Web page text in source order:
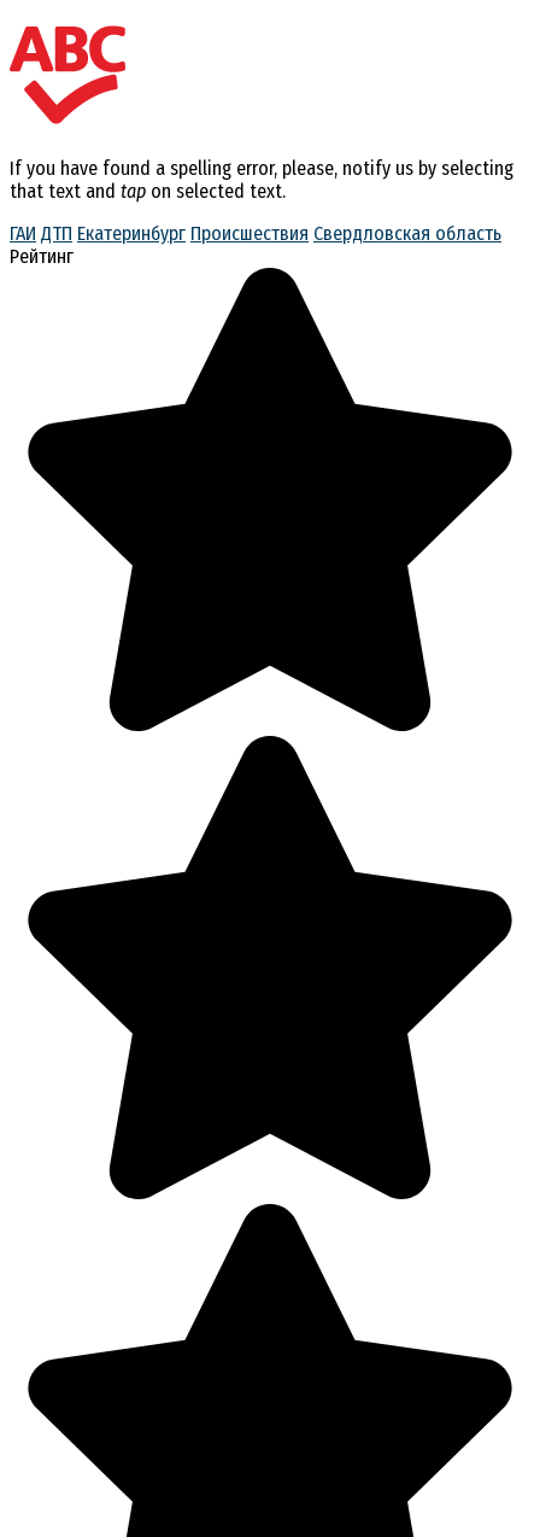
If you have found a spelling error, please, notify us by selecting
that text and tap on selected text.
ГАИ ДТП Екатеринбург Происшествия Свердловская область
Рейтинг